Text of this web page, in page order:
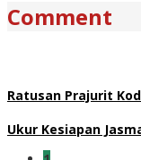
Comment
Ratusan Prajurit
Ukur Kesiapan